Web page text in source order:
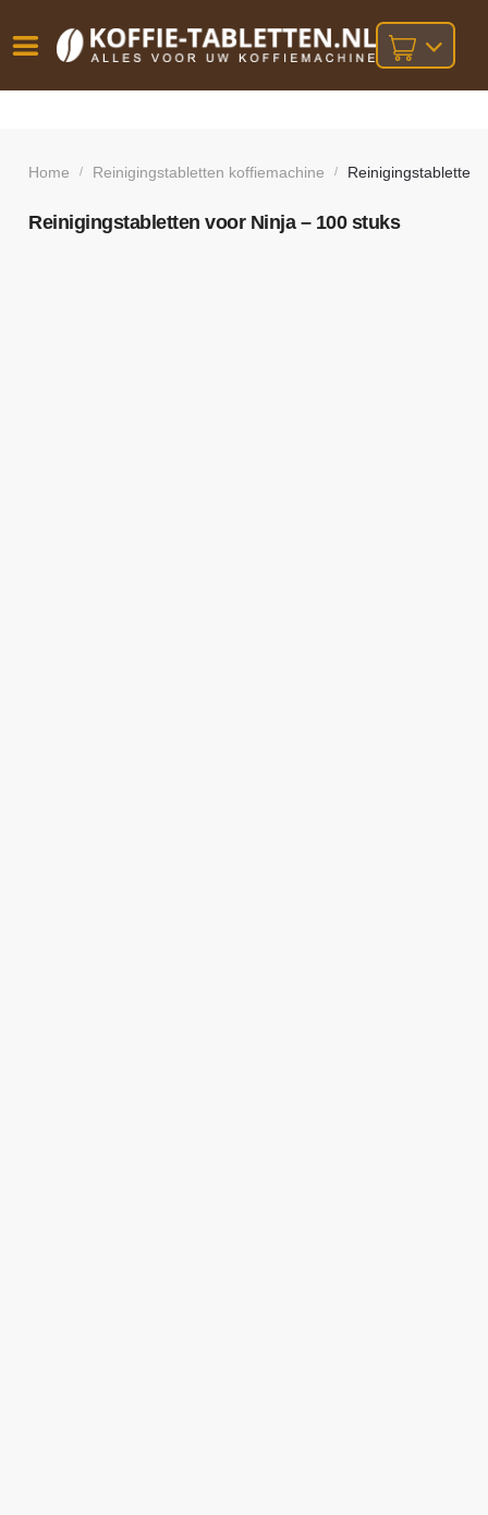
besteld,
volgende
bij orders
boven
Home / Reinigingstabletten koffiemachine / Reinigingstabletten
Reinigingstabletten voor Ninja – 100 stuks